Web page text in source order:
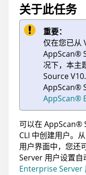
关于此任务
重要：
仅在您已从
AppScan®
况下，本主
Source
AppScan®
AppScan®
可以在 AppScan®
CLI 中创建用户。从
用户界面中，您还
Server 用户设置自
Enterprise Server